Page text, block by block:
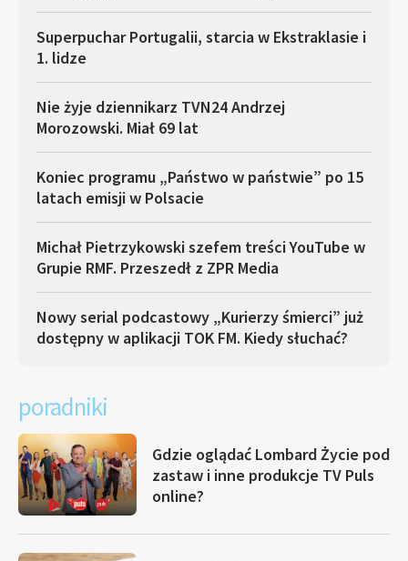
Superpuchar Portugalii, starcia w Ekstraklasie i
1. lidze
Nie żyje dziennikarz TVN24 Andrzej
Morozowski. Miał 69 lat
Koniec programu „Państwo w państwie” po 15
latach emisji w Polsacie
Michał Pietrzykowski szefem treści YouTube w
Grupie RMF. Przeszedł z ZPR Media
Nowy serial podcastowy „Kurierzy śmierci” już
dostępny w aplikacji TOK FM. Kiedy słuchać?
poradniki
Gdzie oglądać Lombard Życie pod
zastaw i inne produkcje TV Puls
online?